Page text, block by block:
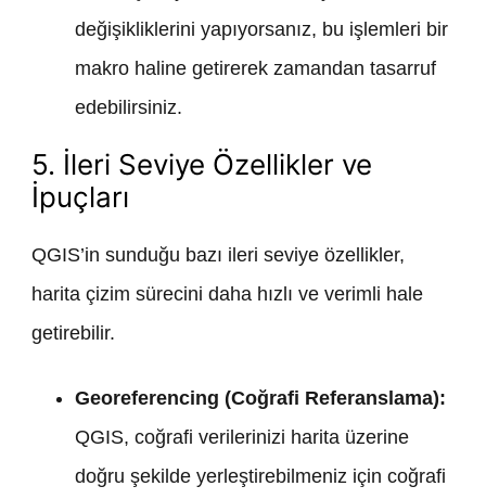
değişikliklerini yapıyorsanız, bu işlemleri bir
makro haline getirerek zamandan tasarruf
edebilirsiniz.
5. İleri Seviye Özellikler ve
İpuçları
QGIS’in sunduğu bazı ileri seviye özellikler,
harita çizim sürecini daha hızlı ve verimli hale
getirebilir.
Georeferencing (Coğrafi Referanslama):
QGIS, coğrafi verilerinizi harita üzerine
doğru şekilde yerleştirebilmeniz için coğrafi